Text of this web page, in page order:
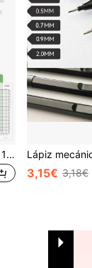
Esterilla de corte de 4.5 x 12 pulgadas / 4.5 x 6.5 pulgadas, esterillas de corte adhesivas múltiples, esterillas de corte antideslizantes adhesivas, esterillas de corte adhesivas múltiples para accesorios Joy - para grabado láser, corte de vinilo y manualidades - esterillas de corte antideslizantes con malla adhesiva para manualidades, acolchado, costura, scrapbooking y todas las artes, excelente para manualidades DIY y esculturas de papel, vuelta al colegio, vuelta al colegio, útiles escolares
3,15€ 3,18€